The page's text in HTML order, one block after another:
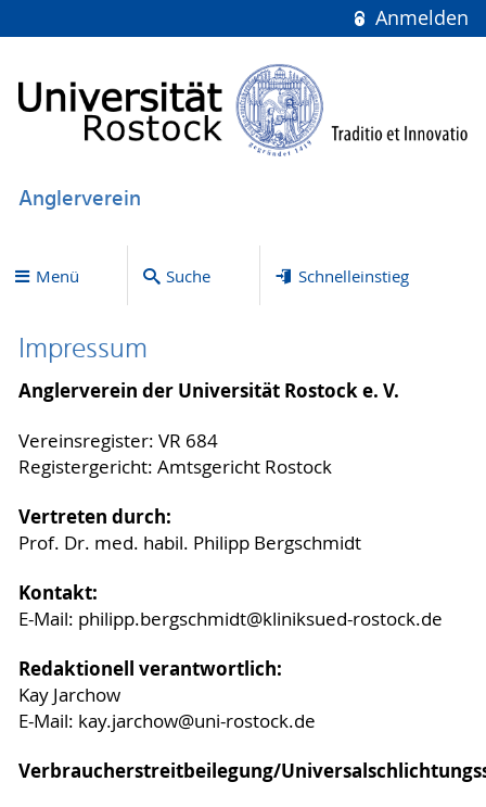
Anmelden
Anglerverein
Menü Suche Schnelleinstieg
Impressum
Anglerverein der Universität Rostock e. V.
Vereinsregister: VR 684
Registergericht: Amtsgericht Rostock
Vertreten durch:
Prof. Dr. med. habil. Philipp Bergschmidt
Kontakt:
E-Mail: philipp.bergschmidt@kliniksued-rostock.de
Redaktionell verantwortlich:
Kay Jarchow
E-Mail: kay.jarchow@uni-rostock.de
Verbraucherstreitbeilegung/